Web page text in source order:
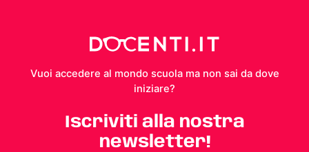
Vuoi accedere al mondo scuola ma non sai da dove
iniziare?
Iscriviti alla nostra
newsletter!